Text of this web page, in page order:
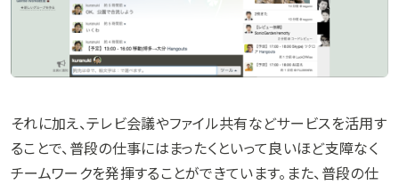
それに加え、テレビ会議やファイル共有などサービスを活用す
ることで、普段の仕事にはまったくといって良いほど支障なく
チームワークを発揮することができています。また、普段の仕